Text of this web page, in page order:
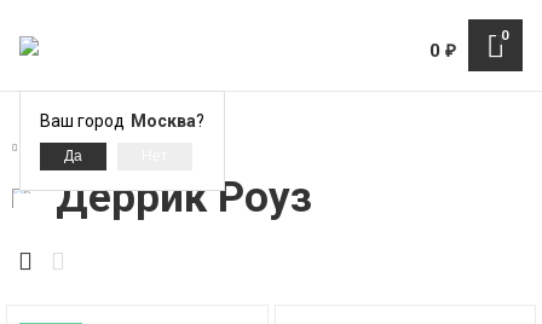
0
0 ₽
Ваш город Москва?
Деррик Роуз
Деррик Роуз